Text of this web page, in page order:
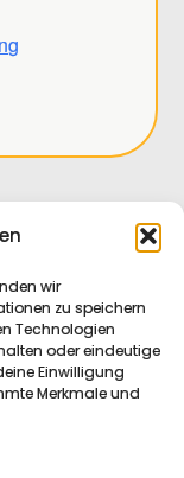
wir
zu speichern
Technologien
oder eindeutige
Einwilligung
Merkmale und